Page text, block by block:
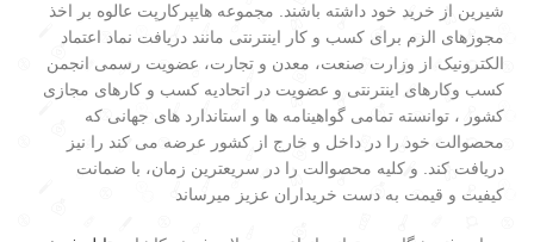
شیرین از خرید خود داشته باشند. مجموعه هایپرکارپت عالوه بر اخذ
مجوزهای الزم برای کسب و کار اینترنتی مانند دریافت نماد اعتماد
الکترونیک از وزارت صنعت، معدن و تجارت، عضویت رسمی انجمن
کسب وکارهای اینترنتی و عضویت در اتحادیه کسب و کارهای مجازی
کشور ، توانسته تمامی گواهینامه ها و استاندارد های جهانی که
محصوالت خود را در داخل و خارج از کشور عرضه می کند را نیز
دریافت کند. و کلیه محصوالت را در سریعترین زمان، با ضمانت
کیفیت و قیمت به دست خریداران عزیز میرساند